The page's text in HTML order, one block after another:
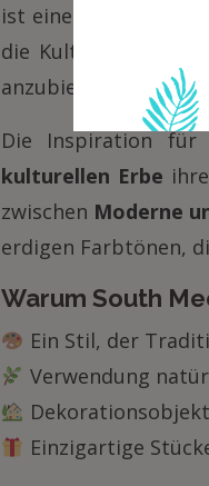
ist eine wahre Kunst.
die Kulturen
anzubieten.
Die Inspiration
kulturellen Erbe
zwischen Moderne
erdigen Farbtönen,
Warum South
Ein Stil, der
Verwendung
Einzigartige